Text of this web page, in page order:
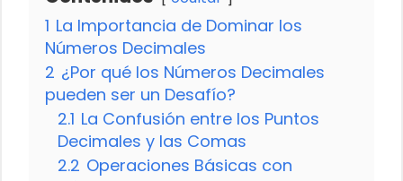
1 La Importancia de Dominar los
Números Decimales
2 ¿Por qué los Números Decimales
pueden ser un Desafío?
2.1 La Confusión entre los Puntos
Decimales y las Comas
2.2 Operaciones Básicas con